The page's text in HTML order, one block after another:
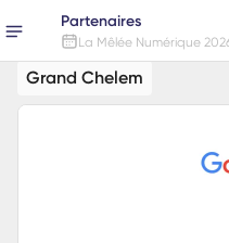
Partenaires
La Mêlée Numérique
Grand Chelem